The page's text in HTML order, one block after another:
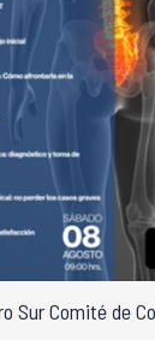
Sur Comité de